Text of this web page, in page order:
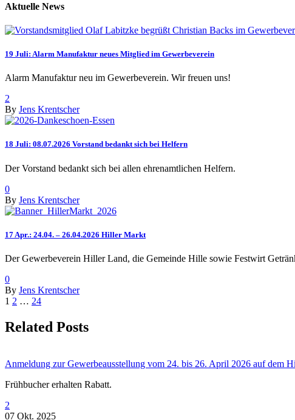
Aktuelle News
19 Juli: Alarm Manufaktur neues Mitglied im Gewerbeverein
Alarm Manufaktur neu im Gewerbeverein. Wir freuen uns!
2
By Jens Krentscher
18 Juli: 08.07.2026 Vorstand bedankt sich bei Helfern
Der Vorstand bedankt sich bei allen ehrenamtlichen Helfern.
0
By Jens Krentscher
17 Apr.: 24.04. – 26.04.2026 Hiller Markt
Der Gewerbeverein Hiller Land, die Gemeinde Hille sowie Festwirt
0
By Jens Krentscher
1 2 … 24
Related Posts
Anmeldung zur Gewerbeausstellung vom 24. bis 26. April 2026 auf dem
Frühbucher erhalten Rabatt.
2
07 Okt. 2025